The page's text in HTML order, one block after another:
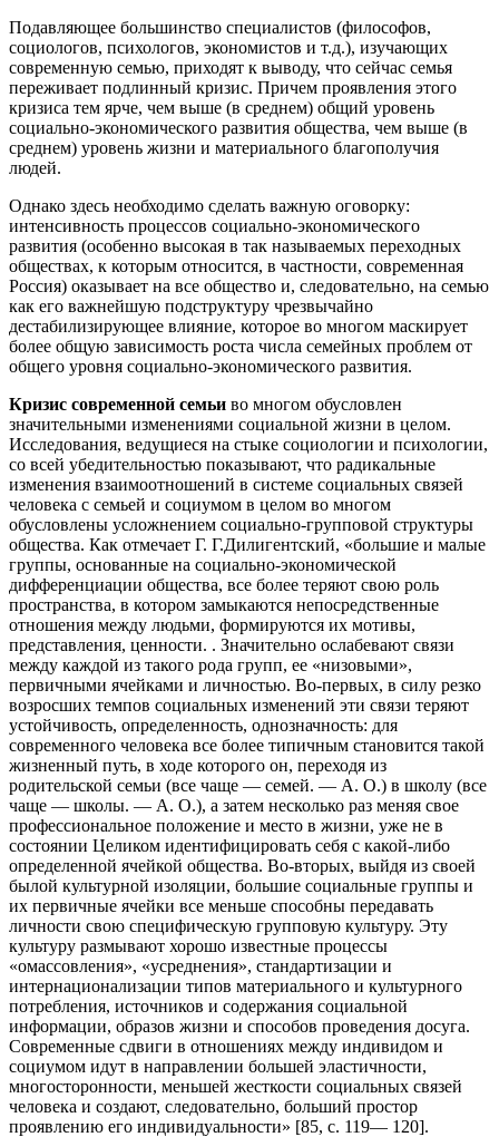
Подавляющее большинство специалистов (философов,
социологов, психологов, экономистов и т.д.), изучающих
современную семью, приходят к выводу, что сейчас семья
переживает подлинный кризис. Причем проявления этого
кризиса тем ярче, чем выше (в среднем) общий уровень
социально-экономического развития общества, чем выше (в
среднем) уровень жизни и материального благополучия
людей.
Однако здесь необходимо сделать важную оговорку:
интенсивность процессов социально-экономического
развития (особенно высокая в так называемых переходных
обществах, к которым относится, в частности, современная
Россия) оказывает на все общество и, следовательно, на семью
как его важнейшую подструктуру чрезвычайно
дестабилизирующее влияние, которое во многом маскирует
более общую зависимость роста числа семейных проблем от
общего уровня социально-экономического развития.
Кризис современной семьи во многом обусловлен
значительными изменениями социальной жизни в целом.
Исследования, ведущиеся на стыке социологии и психологии,
со всей убедительностью показывают, что радикальные
изменения взаимоотношений в системе социальных связей
человека с семьей и социумом в целом во многом
обусловлены усложнением социально-групповой структуры
общества. Как отмечает Г. Г.Дилигентский, «большие и малые
группы, основанные на социально-экономической
дифференциации общества, все более теряют свою роль
пространства, в котором замыкаются непосредственные
отношения между людьми, формируются их мотивы,
представления, ценности. . Значительно ослабевают связи
между каждой из такого рода групп, ее «низовыми»,
первичными ячейками и личностью. Во-первых, в силу резко
возросших темпов социальных изменений эти связи теряют
устойчивость, определенность, однозначность: для
современного человека все более типичным становится такой
жизненный путь, в ходе которого он, переходя из
родительской семьи (все чаще — семей. — А. О.) в школу (все
чаще — школы. — А. О.), а затем несколько раз меняя свое
профессиональное положение и место в жизни, уже не в
состоянии Целиком идентифицировать себя с какой-либо
определенной ячейкой общества. Во-вторых, выйдя из своей
былой культурной изоляции, большие социальные группы и
их первичные ячейки все меньше способны передавать
личности свою специфическую групповую культуру. Эту
культуру размывают хорошо известные процессы
«омассовления», «усреднения», стандартизации и
интернационализации типов материального и культурного
потребления, источников и содержания социальной
информации, образов жизни и способов проведения досуга.
Современные сдвиги в отношениях между индивидом и
социумом идут в направлении большей эластичности,
многосторонности, меньшей жесткости социальных связей
человека и создают, следовательно, больший простор
проявлению его индивидуальности» [85, с. 119— 120].